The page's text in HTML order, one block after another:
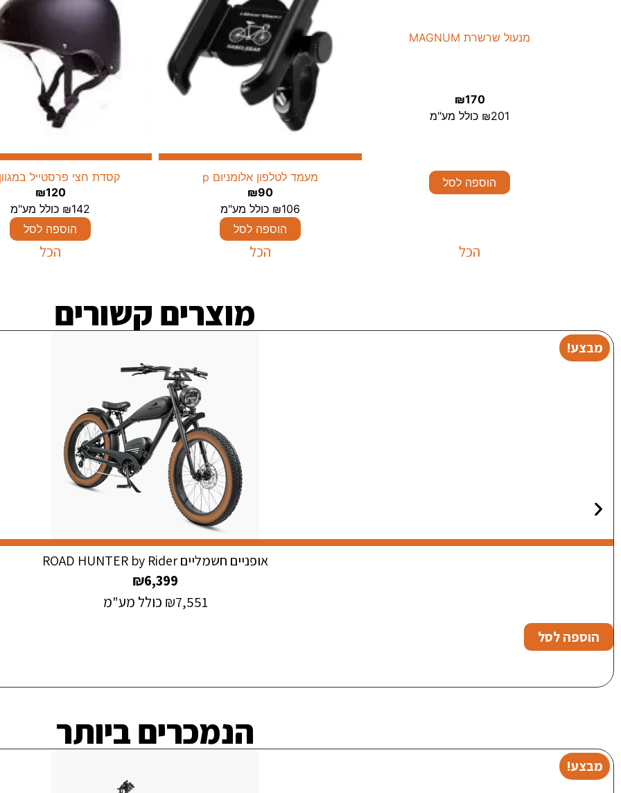
מנעול שרשרת MAGNUM
₪170
₪201 כולל מע"מ
הוספה לסל
הכל
מעמד לטלפון אלומניום p
₪90
₪106
כולל מע"מ
הוספה לסל
הכל
קסדת חצי פרסטייל
₪120
₪142
כולל מע"מ
הוספה לסל
הכל
מוצרים קשורים
מבצע!
אופניים חשמליים ROAD HUNTER by Rider
₪6,399
₪7,551 כולל מע"מ
הוספה לסל
הנמכרים ביותר
מבצע!